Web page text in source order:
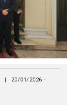
|
20/01/2026 ·